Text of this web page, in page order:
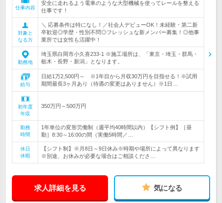
仕事内容
安全に走れるよう電車のような大型機械を使ってレールを整える
仕事です！
対象と
なる方
＼ 応募条件は特になし！／社会人デビューOK！未経験・第二新
卒歓迎◎学歴・性別不問◎フレッシュな新メンバー募集！◎他事
業所では女性も活躍中！
勤務地
埼玉県白岡市小久喜233-1 ※施工場所は、「東京・埼玉・群馬・
栃木・長野・新潟」となります。
給与
日給1万2,500円～ ※1年目から月収30万円を目指せる！※試用
期間最長3ヶ月あり（待遇の変更はありません）※1日…
初年度
年収
350万円～500万円
勤務
時間
1年単位の変形労働制（週平均40時間以内）【シフト例】［昼
勤］8:30～16:00の間（実働5時間／…
休日
休暇
【シフト制】※月8日～9日休み※時期や場所によって異なります
※別途、お休みが必要な場合はご相談くださ…
求人詳細を見る 気になる